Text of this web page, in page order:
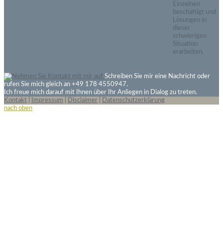
Einzelnen
beschäftigt und
Lösungen in
dieser
schwierigen
Situation
erarbeiten.
Schreiben Sie mir eine Nachricht oder
rufen Sie mich gleich an +49 178 4550947.
Ich freue mich darauf mit Ihnen über Ihr Anliegen in Dialog zu treten.
Kontakt
Impressum Disclaimer
Datenschutzerklärung
nach oben